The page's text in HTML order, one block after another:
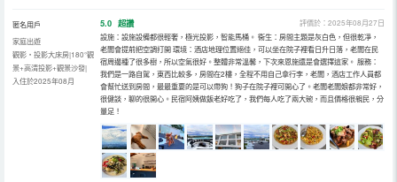
匿名用戶
家庭出遊
觀影・投影大床房|180°觀
景+高清投影+觀景沙發|
入住於2025年08月
5.0 超讚
評價於：2025年08月27日
設施：設施設備都很輕奢，極光投影，智能馬桶。 衞生：房間主題是灰白色，但很乾凈，
老闆會提前把空調打開 環境：酒店地理位置絕佳，可以坐在院子裡看日升日落，老闆在民
宿周邊種了很多樹，所以空氣很好。整體非常溫馨，下次來恩施還是會選擇這家。 服務：
我們是一路自駕，東西比較多，房間在2樓，全程不用自己拿行李，老闆，酒店工作人員都
會幫忙送到房間，最最重要的是可以帶狗！狗子在院子裡可開心了。老闆老闆娘都非常好，
很健談，聊的很開心。民宿阿姨做飯老好吃了，我們每人吃了兩大碗，而且價格很親民，分
量足！